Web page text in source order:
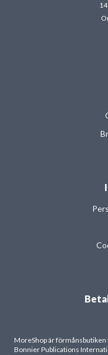
MoreShop är
Bonnier Publications